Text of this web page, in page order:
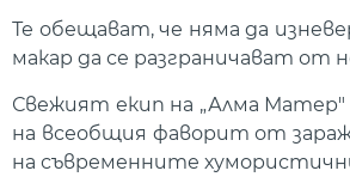
Те обещават, че няма да
макар да се разграничават от
Свежият екип на „Алма
на всеобщия фаворит от
на съвременните